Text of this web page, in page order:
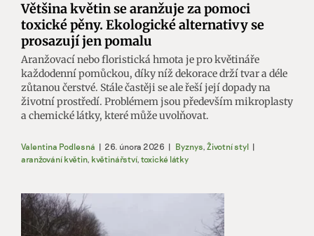
Většina květin se aranžuje za pomoci
toxické pěny. Ekologické alternativy se
prosazují jen pomalu
Aranžovací nebo floristická hmota je pro květináře
každodenní pomůckou, díky níž dekorace drží tvar a déle
zůtanou čerstvé. Stále častěji se ale řeší její dopady na
životní prostředí. Problémem jsou především mikroplasty
a chemické látky, které může uvolňovat.
Valentina Podlesná | 26. února 2026 | Byznys, Životní styl |
aranžování květin, květinářství, toxické látky